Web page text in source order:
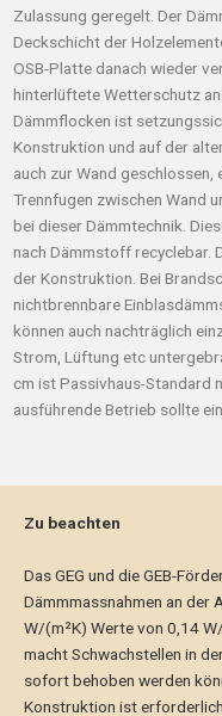
Zulassung geregelt. Der
Deckschicht der
OSB-Platte danach wieder
hinterlüftete Wetterschutz
Dämmflocken ist
Konstruktion und auf der
auch zur Wand
Trennfugen zwischen Wand
bei dieser Dämmtechnik.
nach Dämmstoff recyclebar.
der Konstruktion. Bei
nichtbrennbare
können auch nachträglich
Strom, Lüftung etc
cm ist Passivhaus-Standard
ausführende Betrieb sollte
Zu beachten
Das GEG und die GEB-
Dämmmassnahmen an der
W/(m²K) Werte von 0,14
macht Schwachstellen in
sofort behoben werden
Konstruktion ist erforderlich.